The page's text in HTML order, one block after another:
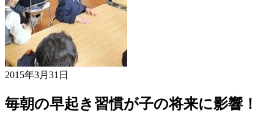
2015年3月31日
毎朝の早起き習慣が子の将来に影響！